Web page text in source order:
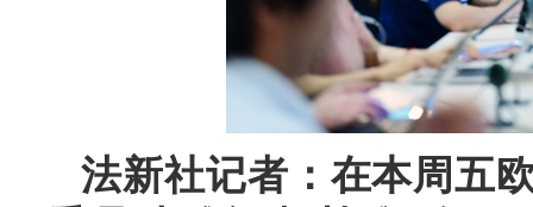
法新社记者：在本周五